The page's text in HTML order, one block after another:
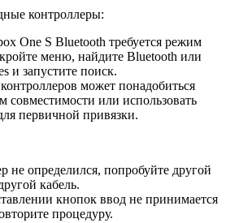
контроллеры:
One S Bluetooth требуется режим
меню, найдите Bluetooth или
и запустите поиск.
может понадобиться
совместимости или использовать
первичной привязки.
не определился, попробуйте другой
кабель.
кнопок ввод не принимается
процедуру.